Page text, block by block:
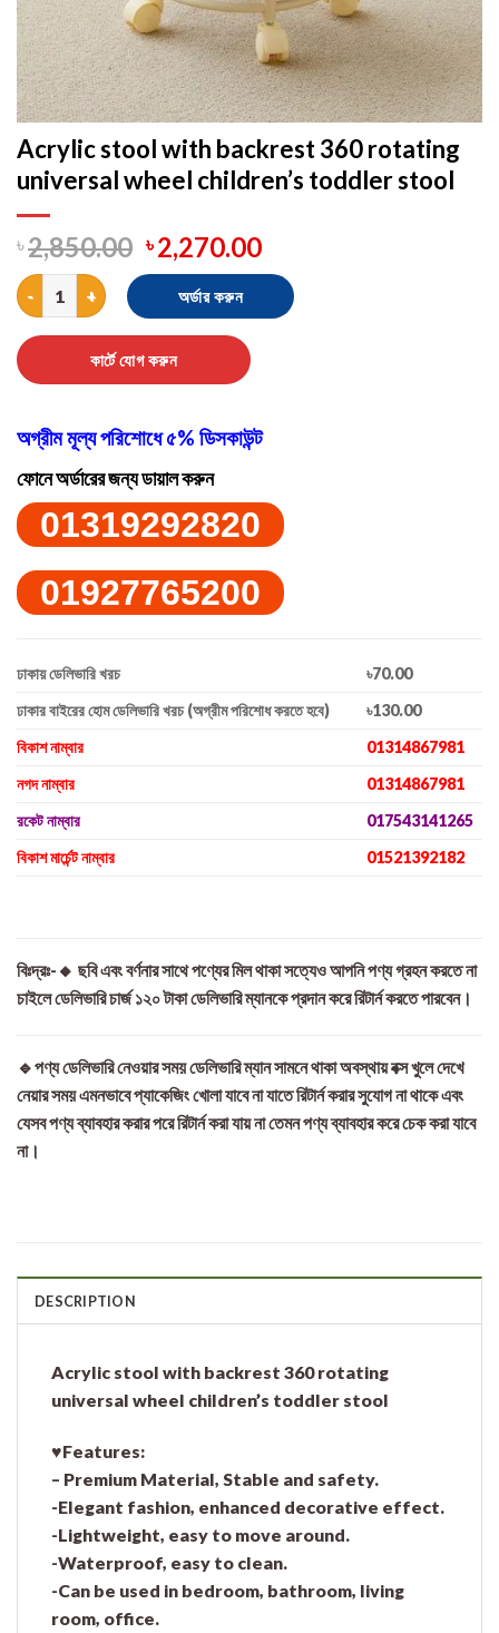
Acrylic stool with backrest 360 rotating
universal wheel children’s toddler stool
৳2,850.00 ৳2,270.00
Acrylic stool with backrest 360 rotating universal wheel
অর্ডার করুন
কার্টে যোগ করুন
অগ্রীম মূল্য পরিশোধে ৫% ডিসকাউন্ট
ফোনে অর্ডারের জন্য ডায়াল করুন
01319292820
01927765200
ঢাকায় ডেলিভারি খরচ
৳70.00
ঢাকার বাইরের হোম ডেলিভারি খরচ (অগ্রীম পরিশোধ করতে হবে)
৳130.00
বিকাশ নাম্বার
01314867981
নগদ নাম্বার
01314867981
রকেট নাম্বার
017543141265
বিকাশ মার্চেন্ট নাম্বার
01521392182
বিঃদ্রঃ-🔸 ছবি এবং বর্ণনার সাথে পণ্যের মিল থাকা সত্যেও আপনি পণ্য গ্রহন করতে না
চাইলে ডেলিভারি চার্জ ১২০ টাকা ডেলিভারি ম্যানকে প্রদান করে রিটার্ন করতে পারবেন।
🔹পণ্য ডেলিভারি নেওয়ার সময় ডেলিভারি ম্যান সামনে থাকা অবস্থায় বক্স খুলে দেখে
নেয়ার সময় এমনভাবে প্যাকেজিং খোলা যাবে না যাতে রিটার্ন করার সুযোগ না থাকে এবং
যেসব পণ্য ব্যাবহার করার পরে রিটার্ন করা যায় না তেমন পণ্য ব্যাবহার করে চেক করা যাবে
না।
DESCRIPTION
Acrylic stool with backrest 360 rotating
universal wheel children’s toddler stool
♥Features:
– Premium Material, Stable and safety.
-Elegant fashion, enhanced decorative effect.
-Lightweight, easy to move around.
-Waterproof, easy to clean.
-Can be used in bedroom, bathroom, living
room, office.